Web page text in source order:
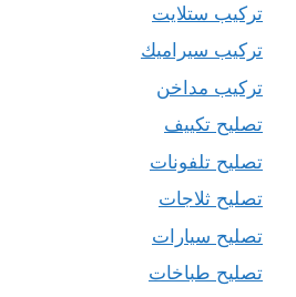
تركيب ستلايت
تركيب سيراميك
تركيب مداخن
تصليح تكييف
تصليح تلفونات
تصليح ثلاجات
تصليح سيارات
تصليح طباخات